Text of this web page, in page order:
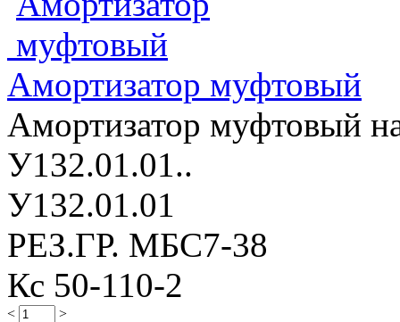
Амортизатор муфтовый
Амортизатор муфтовый
У132.01.01..
У132.01.01
РЕЗ.ГР. МБС7-38
Кс 50-110-2
< >